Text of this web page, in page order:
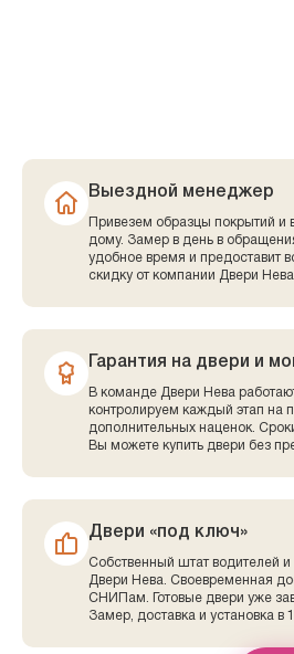
Выездной менеджер
Привезем образцы покрытий и
дому. Замер в день в
удобное время и предоставит
скидку от компании Двери Нева
Гарантия на двери и
В команде Двери Нева
контролируем каждый этап на
дополнительных наценок.
Вы можете купить двери без
Двери «под ключ»
Собственный штат водителей
Двери Нева. Своевременная
СНИПам. Готовые двери уже
Замер, доставка и установка